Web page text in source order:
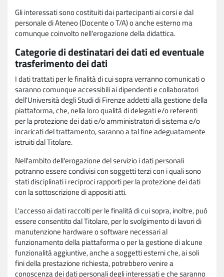
Gli interessati sono costituiti dai partecipanti ai corsi e dal
personale di Ateneo (Docente o T/A) o anche esterno ma
comunque coinvolto nell'erogazione della didattica.
Categorie di destinatari dei dati ed eventuale
trasferimento dei dati
I dati trattati per le finalità di cui sopra verranno comunicati o
saranno comunque accessibili ai dipendenti e collaboratori
dell'Università degli Studi di Firenze addetti alla gestione della
piattaforma, che, nella loro qualità di delegati e/o referenti
per la protezione dei dati e/o amministratori di sistema e/o
incaricati del trattamento, saranno a tal fine adeguatamente
istruiti dal Titolare.
Nell'ambito dell'erogazione del servizio i dati personali
potranno essere condivisi con soggetti terzi con i quali sono
stati disciplinati i reciproci rapporti per la protezione dei dati
con la sottoscrizione di appositi atti.
L'accesso ai dati raccolti per le finalità di cui sopra, inoltre, può
essere consentito dal Titolare, per lo svolgimento di lavori di
manutenzione hardware o software necessari al
funzionamento della piattaforma o per la gestione di alcune
funzionalità aggiuntive, anche a soggetti esterni che, ai soli
fini della prestazione richiesta, potrebbero venire a
conoscenza dei dati personali degli interessati e che saranno